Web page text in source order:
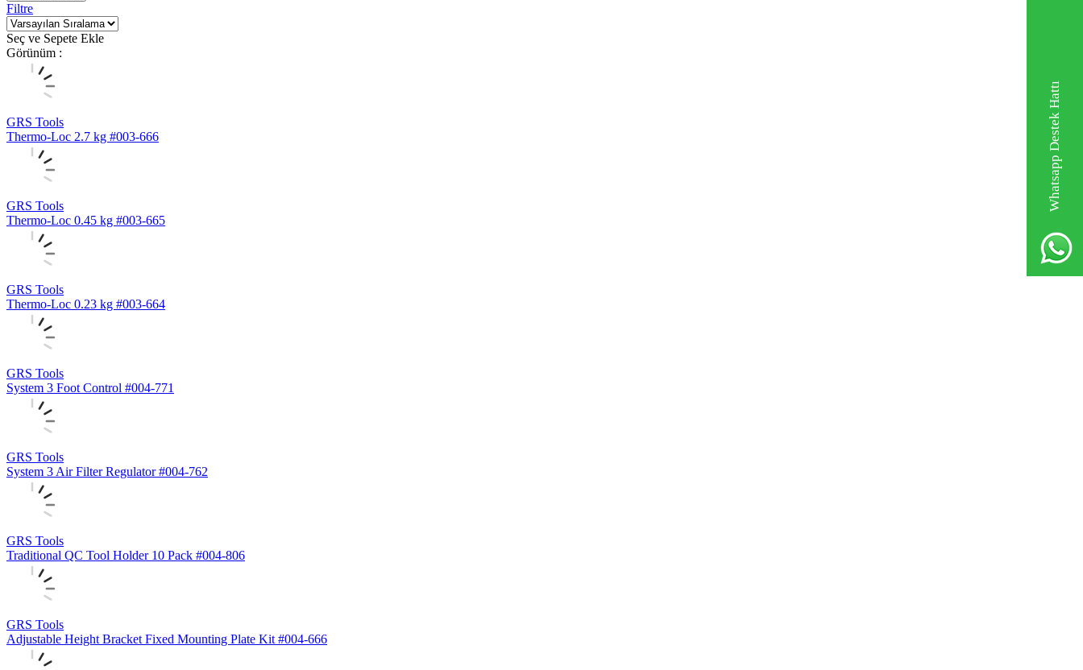
Whatsapp Destek Hattı
Filtre
Seç ve Sepete Ekle
Görünüm :
GRS Tools
Thermo-Loc 2.7 kg #003-666
GRS Tools
Thermo-Loc 0.45 kg #003-665
GRS Tools
Thermo-Loc 0.23 kg #003-664
GRS Tools
System 3 Foot Control #004-771
GRS Tools
System 3 Air Filter Regulator #004-762
GRS Tools
Traditional QC Tool Holder 10 Pack #004-806
GRS Tools
Adjustable Height Bracket Fixed Mounting Plate Kit #004-666